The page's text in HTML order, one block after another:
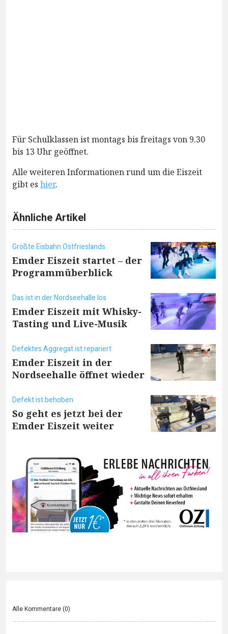
Für Schulklassen ist montags bis freitags von 9.30
bis 13 Uhr geöffnet.
Alle weiteren Informationen rund um die Eiszeit
gibt es hier.
Ähnliche Artikel
Größte Eisbahn Ostfrieslands
Emder Eiszeit startet – der
Programmüberblick
Das ist in der Nordseehalle los
Emder Eiszeit mit Whisky-
Tasting und Live-Musik
Defektes Aggregat ist repariert
Emder Eiszeit in der
Nordseehalle öffnet wieder
Defekt ist behoben
So geht es jetzt bei der
Emder Eiszeit weiter
Alle Kommentare (0)